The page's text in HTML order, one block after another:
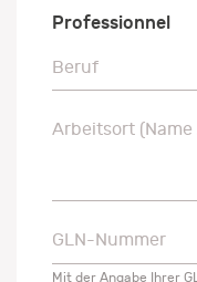
Professionnel
Beruf
Beruf
Arbeitsort
Arbeitsort (Name
GLN-Nummer
GLN-Nummer
Mit der Angabe Ihrer